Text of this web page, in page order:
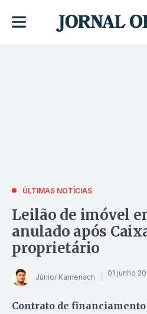
ÚLTIMAS NOTÍCIAS
Leilão de imóvel
anulado após
proprietário
Júnior Kamenach 01 junho
Contrato de